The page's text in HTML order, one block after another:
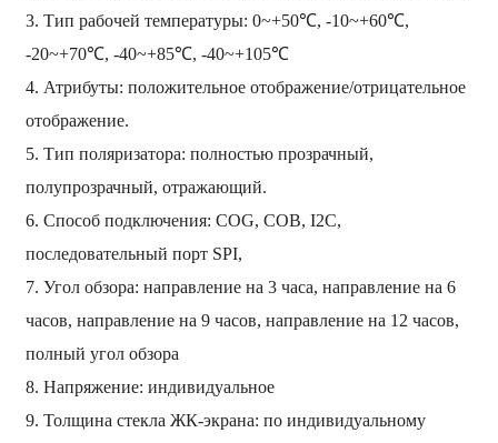
3. Тип рабочей температуры: 0~+50℃, -10~+60℃,
-20~+70℃, -40~+85℃, -40~+105℃
4. Атрибуты: положительное отображение/отрицательное
отображение.
5. Тип поляризатора: полностью прозрачный,
полупрозрачный, отражающий.
6. Способ подключения: COG, COB, I2C,
последовательный порт SPI,
7. Угол обзора: направление на 3 часа, направление на 6
часов, направление на 9 часов, направление на 12 часов,
полный угол обзора
8. Напряжение: индивидуальное
9. Толщина стекла ЖК-экрана: по индивидуальному